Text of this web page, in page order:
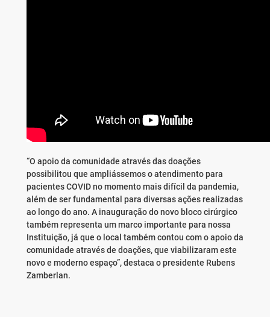
“O apoio da comunidade através das doações
possibilitou que ampliássemos o atendimento para
pacientes COVID no momento mais difícil da pandemia,
além de ser fundamental para diversas ações realizadas
ao longo do ano. A inauguração do novo bloco cirúrgico
também representa um marco importante para nossa
Instituição, já que o local também contou com o apoio da
comunidade através de doações, que viabilizaram este
novo e moderno espaço”, destaca o presidente Rubens
Zamberlan.